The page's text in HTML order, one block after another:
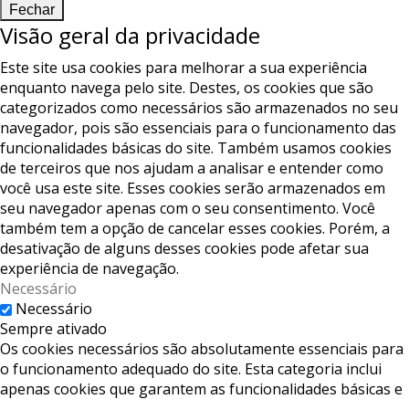
Fechar
Visão geral da privacidade
Este site usa cookies para melhorar a sua experiência
enquanto navega pelo site. Destes, os cookies que são
categorizados como necessários são armazenados no seu
navegador, pois são essenciais para o funcionamento das
funcionalidades básicas do site. Também usamos cookies
de terceiros que nos ajudam a analisar e entender como
você usa este site. Esses cookies serão armazenados em
seu navegador apenas com o seu consentimento. Você
também tem a opção de cancelar esses cookies. Porém, a
desativação de alguns desses cookies pode afetar sua
experiência de navegação.
Necessário
Necessário
Sempre ativado
Os cookies necessários são absolutamente essenciais para
o funcionamento adequado do site. Esta categoria inclui
apenas cookies que garantem as funcionalidades básicas e